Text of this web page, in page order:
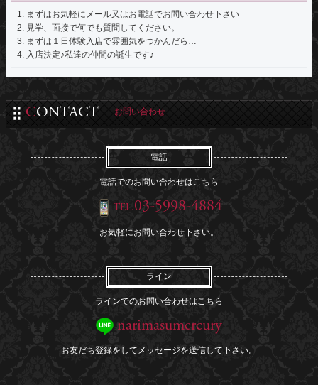
1. まずはお気軽にメール又はお電話でお問い合わせ下さい
2. 見学、面接で何でも質問してください。
3. まずは１日体験入店で雰囲気をつかんだら…
4. 入店決定♪私達の仲間の誕生です♪
CONTACT - お問い合わせ -
電話
電話でのお問い合わせはこちら
TEL.03-5998-4884
お気軽にお問い合わせ下さい。
ライン
ラインでのお問い合わせはこちら
narimasumercury
お友だち登録をしてメッセージを送信して下さい。